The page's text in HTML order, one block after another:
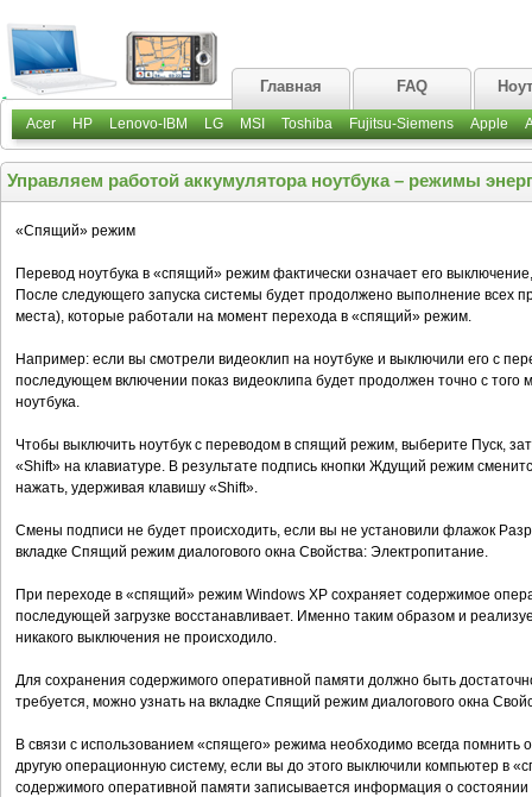
Главная FAQ
Acer HP Lenovo-IBM LG MSI Toshiba Fujitsu-Siemens Apple
Управляем работой аккумулятора ноутбука – режимы
«Спящий» режим
Перевод ноутбука в «спящий» режим фактически означает его
После следующего запуска системы будет продолжено выполнение всех
места), которые работали на момент перехода в «спящий» режим.
Например: если вы смотрели видеоклип на ноутбуке и выключили его с
последующем включении показ видеоклипа будет продолжен точно с того
ноутбука.
Чтобы выключить ноутбук с переводом в спящий режим, выберите Пуск,
«Shift» на клавиатуре. В результате подпись кнопки Ждущий режим
нажать, удерживая клавишу «Shift».
Смены подписи не будет происходить, если вы не установили флажок
вкладке Спящий режим диалогового окна Свойства: Электропитание.
При переходе в «спящий» режим Windows ХР сохраняет содержимое
последующей загрузке восстанавливает. Именно таким образом и
никакого выключения не происходило.
Для сохранения содержимого оперативной памяти должно быть
требуется, можно узнать на вкладке Спящий режим диалогового окна
В связи с использованием «спящего» режима необходимо всегда помнить
другую операционную систему, если вы до этого выключили компьютер в
содержимого оперативной памяти записывается информация о